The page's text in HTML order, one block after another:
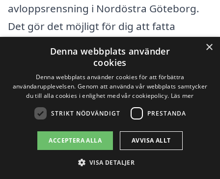
avloppsrensning i Nordöstra Göteborg.
Det gör det möjligt för dig att fatta
välinformerade beslut och hitta det bästa
erbjudandet. Kom ihåg att ställa frågor
om de olika tjänsterna som erbjuds och
be om referenser för att säkerställa att du
väljer en pålitlig leverantör.
Få 3 erbjudanden, gratis och utan
×
Denna webbplats använder
cookies
Denna webbplats använder cookies för att förbättra
användarupplevelsen. Genom att använda vår webbplats samtycker
du till alla cookies i enlighet med vår cookiepolicy. Läs mer
STRIKT NÖDVÄNDIGT PRESTANDA
ACCEPTERA ALLA AVVISA ALLT
VISA DETALJER